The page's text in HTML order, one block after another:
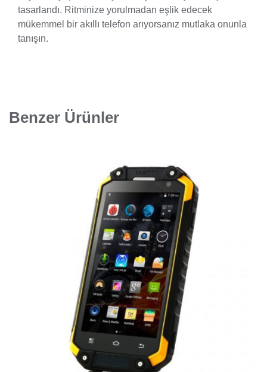
tasarlandı. Ritminize yorulmadan eşlik edecek
mükemmel bir akıllı telefon arıyorsanız mutlaka onunla
tanışın.
Benzer Ürünler